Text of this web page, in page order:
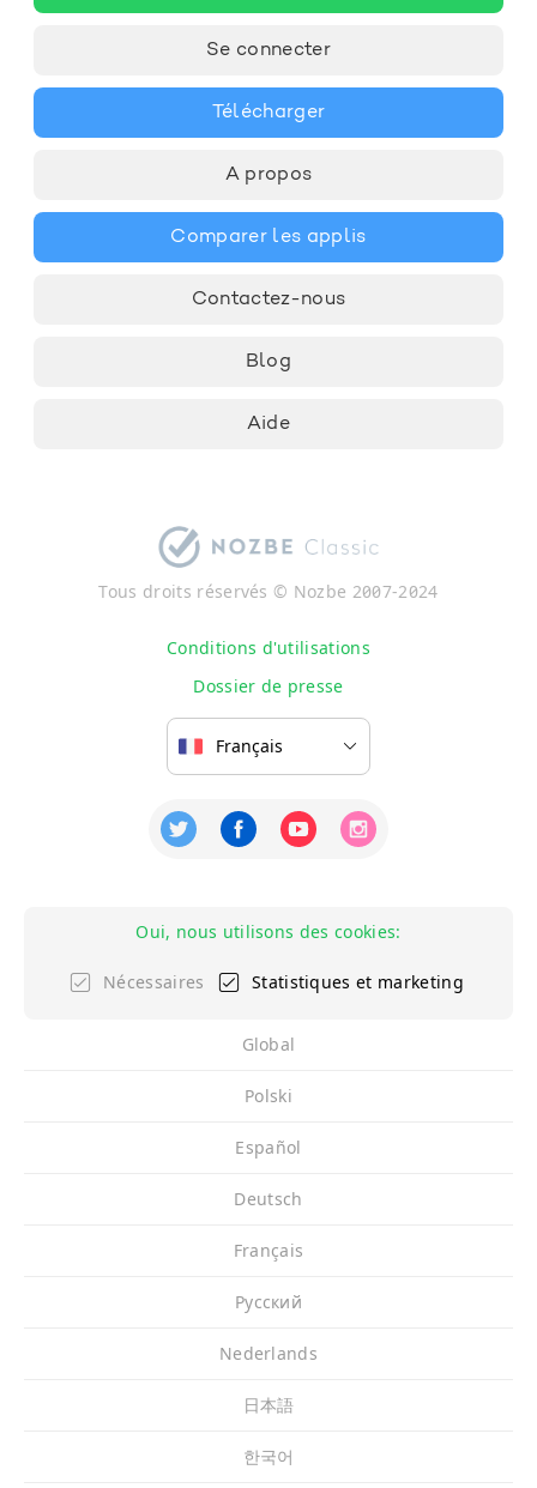
Se connecter
Télécharger
A propos
Comparer les applis
Contactez-nous
Blog
Aide
Tous droits réservés © Nozbe 2007-2024
Conditions d'utilisations
Dossier de presse
Oui, nous utilisons des cookies:
Nécessaires Statistiques et marketing
Global
Polski
Español
Deutsch
Français
Pусский
Nederlands
日本語
한국어